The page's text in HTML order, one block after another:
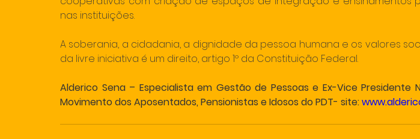
nas instituições.
A soberania, a cidadania, a dignidade da pessoa humana e os valores
da livre iniciativa é um direito, artigo 1º da Constituição Federal.
Alderico Sena – Especialista em Gestão de Pessoas e Ex-Vice Presidente
Movimento dos Aposentados, Pensionistas e Idosos do PDT- site: